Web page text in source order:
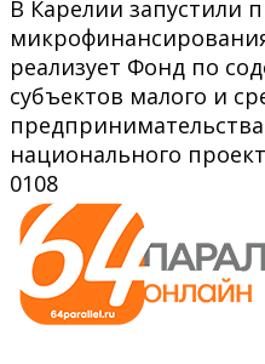
В Карелии запустили
реализует Фонд по
субъектов малого и
национального
0108